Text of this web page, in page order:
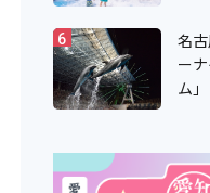
6
名
ー
ム」